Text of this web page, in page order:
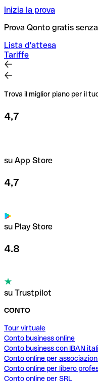
Inizia la prova
Prova Qonto gratis
Lista d'attesa
Tariffe
Trova il miglior piano per il
4,7
su App Store
4,7
su Play Store
4.8
su Trustpilot
CONTO
Tour virtuale
Conto business online
Conto business con IBAN
Conto online per
Conto online per libero
Conto online per SRL